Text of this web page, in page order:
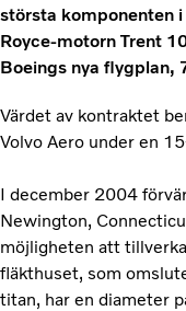
största komponenten
Royce-motorn Trent
Boeings nya flygplan,
Värdet av kontraktet
Volvo Aero under en
I december 2004
Newington,
möjligheten att
fläkthuset, som
titan, har en diameter